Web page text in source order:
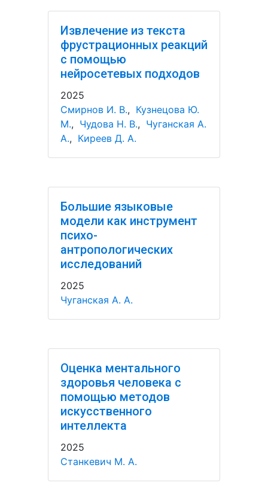
Извлечение из текста
фрустрационных реакций
с помощью
нейросетевых подходов
2025
Смирнов И. В., Кузнецова Ю.
М., Чудова Н. В., Чуганская А.
А., Киреев Д. А.
Большие языковые
модели как инструмент
психо-
антропологических
исследований
2025
Чуганская А. А.
Оценка ментального
здоровья человека с
помощью методов
искусственного
интеллекта
2025
Станкевич М. А.